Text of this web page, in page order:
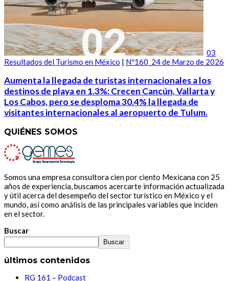
03
Resultados del Turismo en México | Nº160_24 de Marzo de 2026
Aumenta la llegada de turistas internacionales a los
destinos de playa en 1.3%: Crecen Cancún, Vallarta y
Los Cabos, pero se desploma 30.4% la llegada de
visitantes internacionales al aeropuerto de Tulum.
QUIÉNES SOMOS
Somos una empresa consultora cien por ciento Mexicana con 25
años de experiencia, buscamos acercarte información actualizada
y útil acerca del desempeño del sector turístico en México y el
mundo, así como análisis de las principales variables que inciden
en el sector.
Buscar
Buscar
últimos contenidos
RG 161 – Podcast